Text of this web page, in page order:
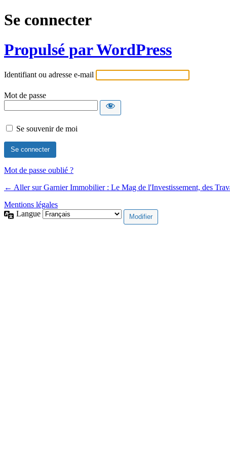
Se connecter
Propulsé par WordPress
Identifiant ou adresse e-mail
Mot de passe
Se souvenir de moi
Mot de passe oublié ?
← Aller sur Garnier Immobilier : Le Mag de l'Investissement, des
Mentions légales
Langue